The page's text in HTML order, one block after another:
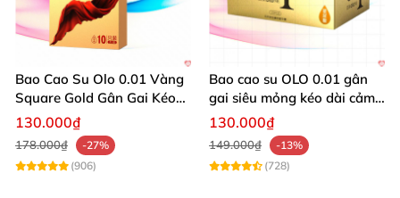
Bao Cao Su Olo 0.01 Vàng
Square Gold Gân Gai Kéo
Dài
130.000₫
178.000₫
-27%
(906)
Bao cao su OLO 0.01 gân
gai siêu mỏng kéo dài cảm
xúc cực đã
130.000₫
149.000₫
-13%
(728)